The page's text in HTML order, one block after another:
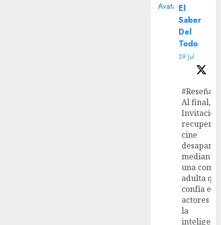
Avatar El
Saber
Del
Todo
29 Jul
#Reseña
Al final,
recupera
cine
mediante
una
adulta
confía en
actores y
la